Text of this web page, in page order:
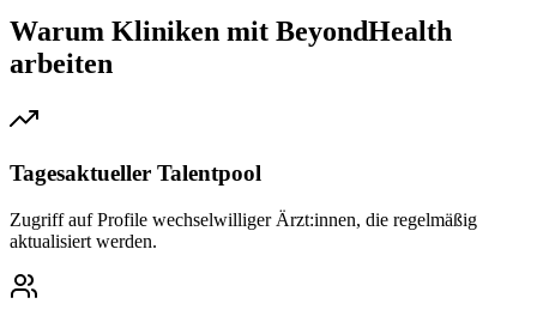
Warum Kliniken mit BeyondHealth
arbeiten
Tagesaktueller Talentpool
Zugriff auf Profile wechselwilliger Ärzt:innen, die regelmäßig
aktualisiert werden.